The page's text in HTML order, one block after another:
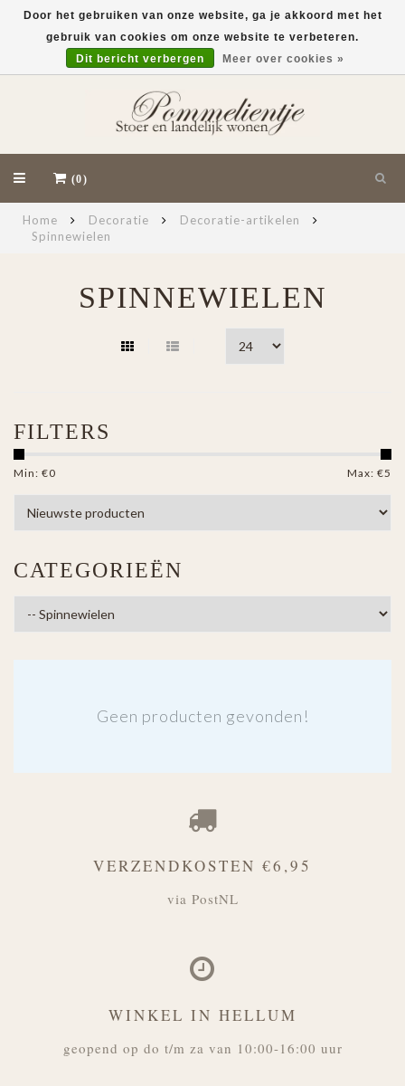
(0)
Home Decoratie
Decoratie-artikelen
Spinnewielen
SPINNEWIELEN
FILTERS
Min: €0 Max: €5
CATEGORIEËN
Geen producten gevonden!
Door het gebruiken van onze website, ga je akkoord met het
gebruik van cookies om onze website te verbeteren.
Dit bericht verbergen
Meer over cookies »
VERZENDKOSTEN €6,95
via PostNL
WINKEL IN HELLUM
geopend op do t/m za van 10:00-16:00 uur